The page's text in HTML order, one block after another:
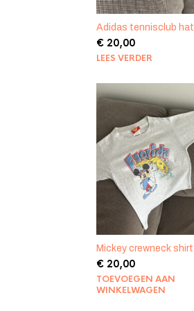
Adidas tennisclub hat
€20,00
LEES VERDER
Mickey crewneck shirt
€20,00
TOEVOEGEN AAN
WINKELWAGEN